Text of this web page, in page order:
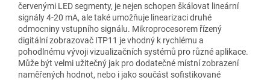
červenými LED segmenty, je nejen schopen škálovat lineární
signály 4-20 mA, ale také umožňuje linearizaci druhé
odmocniny vstupního signálu. Mikroprocesorem řízený
digitální zobrazovač ITP11 je vhodný k rychlému a
pohodlnému vývoji vizualizačních systémů pro různé aplikace.
Může být velmi užitečný jak pro dodatečné místní zobrazení
naměřených hodnot, nebo i jako součást sofistikované